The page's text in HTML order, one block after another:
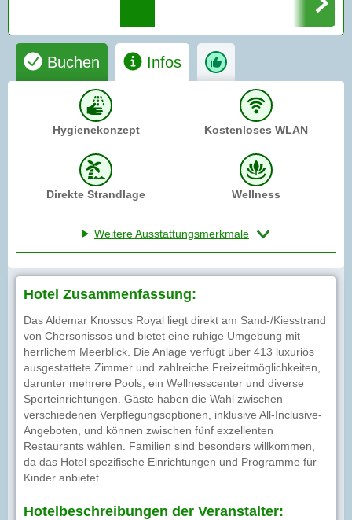
Buchen Infos
Hygienekonzept Kostenloses WLAN
Direkte Strandlage Wellness
Weitere Ausstattungsmerkmale
Hotel Zusammenfassung:
Das Aldemar Knossos Royal liegt direkt am Sand-/Kiesstrand
von Chersonissos und bietet eine ruhige Umgebung mit
herrlichem Meerblick. Die Anlage verfügt über 413 luxuriös
ausgestattete Zimmer und zahlreiche Freizeitmöglichkeiten,
darunter mehrere Pools, ein Wellnesscenter und diverse
Sporteinrichtungen. Gäste haben die Wahl zwischen
verschiedenen Verpflegungsoptionen, inklusive All-Inclusive-
Angeboten, und können zwischen fünf exzellenten
Restaurants wählen. Familien sind besonders willkommen,
da das Hotel spezifische Einrichtungen und Programme für
Kinder anbietet.
Hotelbeschreibungen der Veranstalter: